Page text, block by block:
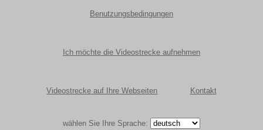
Benutzungsbedingungen
Ich möchte die Videostrecke aufnehmen
Videostrecke auf Ihre Webseiten Kontakt
wählen Sie Ihre Sprache: